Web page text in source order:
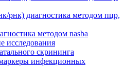
рнк) диагностика методом пцр,
методом nasba
исследования
скрининга
инфекционных